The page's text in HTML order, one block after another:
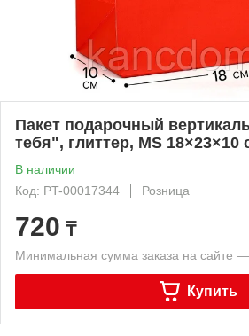
Пакет подарочный
тебя", глиттер, MS 18×23×10
В наличии
Код: PT-00017344
Розница
720 ₸
Минимальная сумма заказа на сайте
Купить